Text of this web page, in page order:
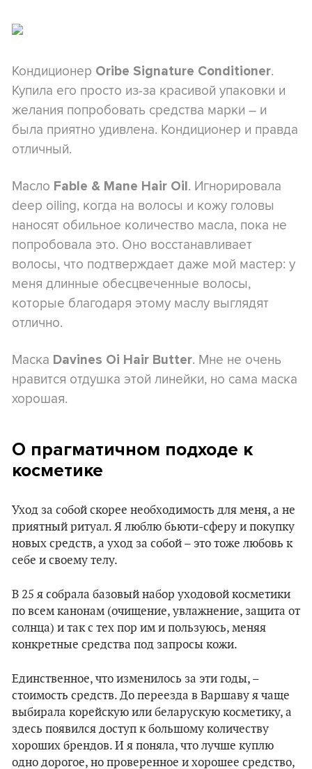
Кондиционер Oribe Signature Conditioner.
Купила его просто из-за красивой упаковки и
желания попробовать средства марки – и
была приятно удивлена. Кондиционер и правда
отличный.
Масло Fable & Mane Hair Oil. Игнорировала
deep oiling, когда на волосы и кожу головы
наносят обильное количество масла, пока не
попробовала это. Оно восстанавливает
волосы, что подтверждает даже мой мастер: у
меня длинные обесцвеченные волосы,
которые благодаря этому маслу выглядят
отлично.
Маска Davines Oi Hair Butter. Мне не очень
нравится отдушка этой линейки, но сама маска
хорошая.
О прагматичном подходе к
косметике
Уход за собой скорее необходимость для меня, а не
приятный ритуал. Я люблю бьюти-сферу и покупку
новых средств, а уход за собой – это тоже любовь к
себе и своему телу.
В 25 я собрала базовый набор уходовой косметики
по всем канонам (очищение, увлажнение, защита от
солнца) и так с тех пор им и пользуюсь, меняя
конкретные средства под запросы кожи.
Единственное, что изменилось за эти годы, –
стоимость средств. До переезда в Варшаву я чаще
выбирала корейскую или беларускую косметику, а
здесь появился доступ к большому количеству
хороших брендов. И я поняла, что лучше куплю
одно дорогое, но проверенное и хорошее средство,